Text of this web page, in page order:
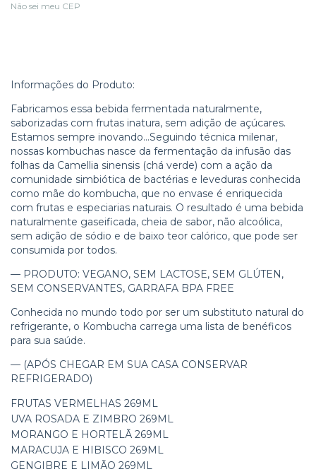
Não sei meu CEP
Informações do Produto:
Fabricamos essa bebida fermentada naturalmente,
saborizadas com frutas inatura, sem adição de açúcares.
Estamos sempre inovando...Seguindo técnica milenar,
nossas kombuchas nasce da fermentação da infusão das
folhas da Camellia sinensis (chá verde) com a ação da
comunidade simbiótica de bactérias e leveduras conhecida
como mãe do kombucha, que no envase é enriquecida
com frutas e especiarias naturais. O resultado é uma bebida
naturalmente gaseificada, cheia de sabor, não alcoólica,
sem adição de sódio e de baixo teor calórico, que pode ser
consumida por todos.
— PRODUTO: VEGANO, SEM LACTOSE, SEM GLÚTEN,
SEM CONSERVANTES, GARRAFA BPA FREE
Conhecida no mundo todo por ser um substituto natural do
refrigerante, o Kombucha carrega uma lista de benéficos
para sua saúde.
— (APÓS CHEGAR EM SUA CASA CONSERVAR
REFRIGERADO)
FRUTAS VERMELHAS 269ML
UVA ROSADA E ZIMBRO 269ML
MORANGO E HORTELÃ 269ML
MARACUJA E HIBISCO 269ML
GENGIBRE E LIMÃO 269ML